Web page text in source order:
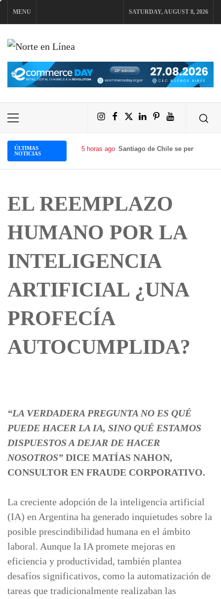
Skip
to
content
MENU SATURDAY, AUGUST 8, 2026
NORTE EN LÍNEA
Primary
InstagramFacebook
X LinkedInPinterestYouTube
ÚLTIMAS
NOTICIAS
5 horas ago Santiago de Chile se perfila
EL REEMPLAZO
HUMANO POR LA
INTELIGENCIA
ARTIFICIAL ¿UNA
PROFECÍA
AUTOCUMPLIDA?
“LA VERDADERA PREGUNTA NO ES QUÉ
PUEDE HACER LA IA, SINO QUÉ ESTAMOS
DISPUESTOS A DEJAR DE HACER
NOSOTROS” DICE MATÍAS NAHON,
CONSULTOR EN FRAUDE CORPORATIVO.
La creciente adopción de la inteligencia artificial
(IA) en Argentina ha generado inquietudes sobre la
posible prescindibilidad humana en el ámbito
laboral. Aunque la IA promete mejoras en
eficiencia y productividad, también plantea
desafíos significativos, como la automatización de
tareas que tradicionalmente realizaban las